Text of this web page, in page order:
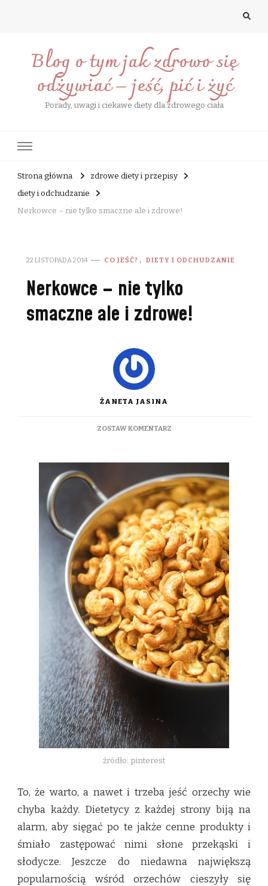
Blog o tym jak zdrowo się
odżywiać – jeść, pić i żyć
Porady, uwagi i ciekawe diety dla zdrowego ciała
Strona główna
zdrowe diety i przepisy
diety i odchudzanie
Nerkowce – nie tylko smaczne ale i zdrowe!
22 LISTOPADA 2014 CO JEŚĆ? DIETY I ODCHUDZANIE
Nerkowce – nie tylko
smaczne ale i zdrowe!
ŻANETA JASINA
ZOSTAW KOMENTARZDO
NIE
TYLKO
SMACZNE
ALE
I
ZDROWE!
źródło: pinterest
To, że warto, a nawet i trzeba jeść orzechy wie
chyba każdy. Dietetycy z każdej strony biją na
alarm, aby sięgać po te jakże cenne produkty i
śmiało zastępować nimi słone przekąski i
słodycze. Jeszcze do niedawna największą
popularnością wśród orzechów cieszyły się